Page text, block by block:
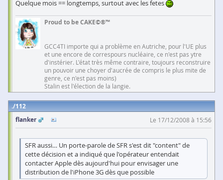
Quelque mois == longtemps, surtout avec les fetes
Proud to be CAKE©®™
GCC4TI importe qui a problème en Autriche, pour l'UE plus
et une encore de correspours nucléaire, ce n'est pas ytre
d'instérier. L'état très même contraire, toujours reconstruire
un pouvoir une choyer d'aucrée de compris le plus mite de
genre, ce n'est pas moins)
Stalin est l'élection de la langie.
112
flanker
Le 17/12/2008 à 15:56
SFR aussi… Un porte-parole de SFR s'est dit "content" de
cette décision et a indiqué que l'opérateur entendait
contacter Apple dès aujourd'hui pour envisager une
distribution de l'iPhone 3G dès que possible